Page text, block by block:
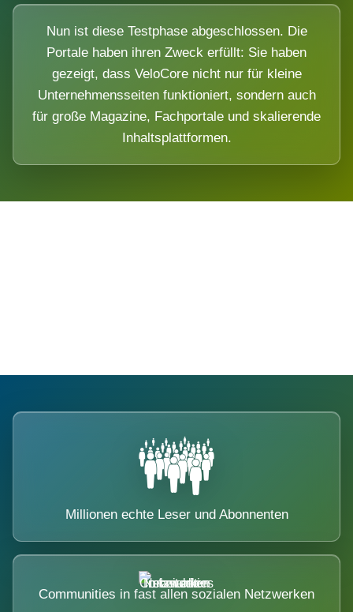
Nun ist diese Testphase abgeschlossen. Die
Portale haben ihren Zweck erfüllt: Sie haben
gezeigt, dass VeloCore nicht nur für kleine
Unternehmensseiten funktioniert, sondern auch
für große Magazine, Fachportale und skalierende
Inhaltsplattformen.
Millionen echte Leser und Abonnenten
Communities in fast allen sozialen Netzwerken